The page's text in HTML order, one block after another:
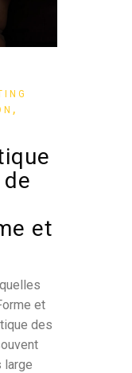
,
et
et
des
large